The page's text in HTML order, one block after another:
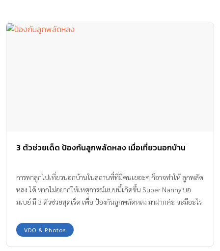
3 ตัวช่วยเด็ด ป้องกันลูกพลัดหลง เมื่อเที่ยวนอกบ้าน
การพาลูกไปเที่ยวนอกบ้านในสถานที่ที่มีคนเยอะๆ ก็อาจทำให้ ลูกพลัด
หลง ได้ หากไม่อยากให้เหตุการณ์แบบนี้เกิดขึ้น Super Nanny บอ
มเบย์ มี 3 ตัวช่วยสุดเริ่ด เพื่อ ป้องกันลูกพลัดหลง มาฝากค่ะ จะมีอะไร
VDO & Photos